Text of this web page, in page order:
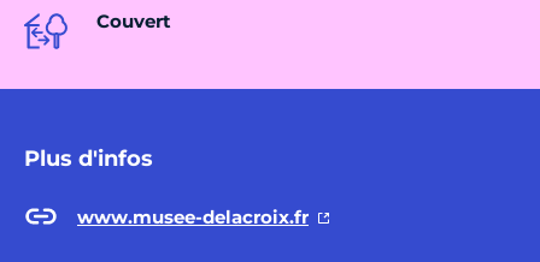
Couvert
Plus d'infos
www.musee-delacroix.fr